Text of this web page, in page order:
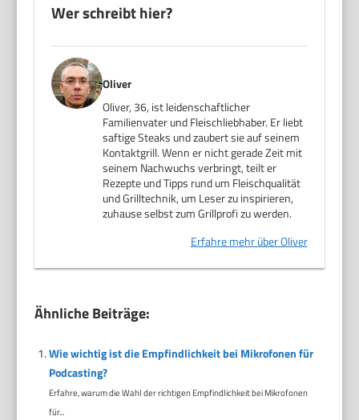
Wer schreibt hier?
Oliver
Oliver, 36, ist leidenschaftlicher
Familienvater und Fleischliebhaber. Er liebt
saftige Steaks und zaubert sie auf seinem
Kontaktgrill. Wenn er nicht gerade Zeit mit
seinem Nachwuchs verbringt, teilt er
Rezepte und Tipps rund um Fleischqualität
und Grilltechnik, um Leser zu inspirieren,
zuhause selbst zum Grillprofi zu werden.
Erfahre mehr über Oliver
Ähnliche Beiträge:
Wie wichtig ist die Empfindlichkeit bei Mikrofonen für
Podcasting?
Erfahre, warum die Wahl der richtigen Empfindlichkeit bei Mikrofonen
für...